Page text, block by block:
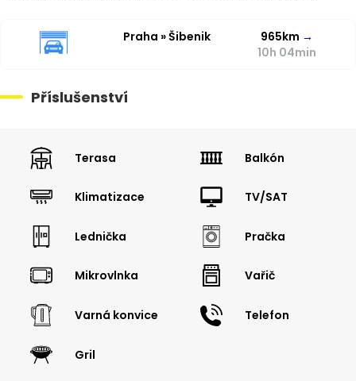
Praha » Šibenik 965km →
10h 04min
Příslušenství
Terasa Balkón
Klimatizace TV/SAT
Lednička Pračka
Mikrovlnka Vařič
Varná konvice Telefon
Gril